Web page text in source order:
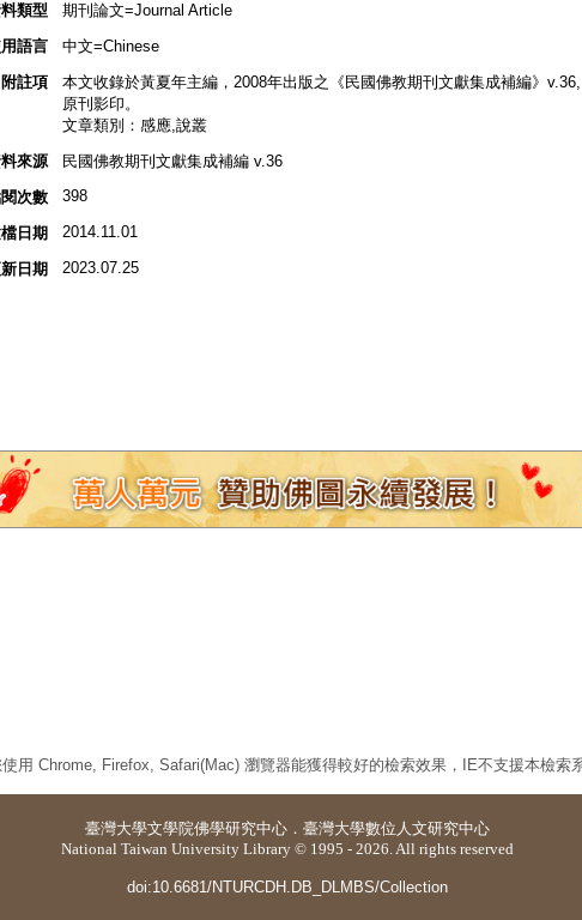
類型
期刊論文=Journal Article
語言
中文=Chinese
附註項
本文收錄於黃夏年主編，2008年出版之《民國佛教期刊文獻集成補編》
原刊影印。
文章類別：感應,說叢
來源
民國佛教期刊文獻集成補編 v.36
次數
398
日期 2014.11.01
日期 2023.07.25
用 Chrome, Firefox, Safari(Mac) 瀏覽器能獲得較好的檢索效果，IE不支援本檢索系
臺灣大學文學院佛學研究中心 ． 臺灣大學數位人文研究中心
National Taiwan University Library © 1995 - 2026. All rights reserved
doi:10.6681/NTURCDH.DB_DLMBS/Collection